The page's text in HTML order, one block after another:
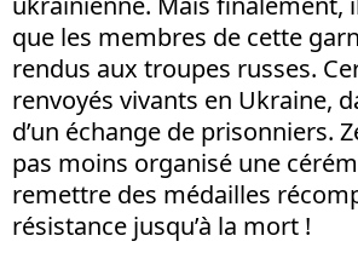
que les membres de cette
rendus aux troupes russes.
renvoyés vivants en Ukraine,
d’un échange de prisonniers.
pas moins organisé une
remettre des médailles
résistance jusqu’à la mort !